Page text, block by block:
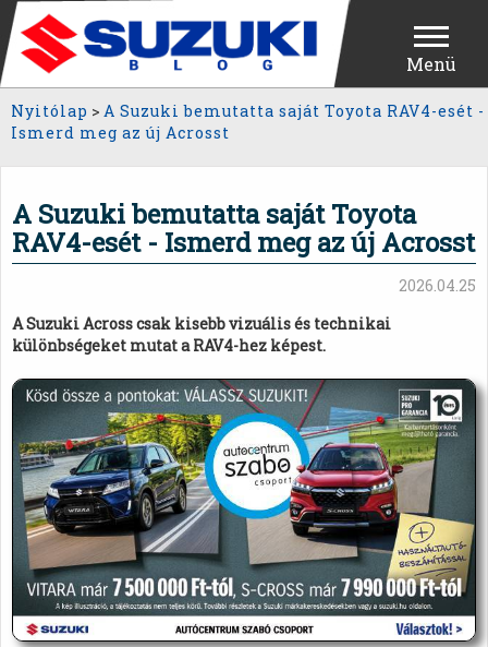
Menü
Nyitólap > A Suzuki bemutatta saját Toyota RAV4-esét -
Ismerd meg az új Acrosst
A Suzuki bemutatta saját Toyota
RAV4-esét - Ismerd meg az új Acrosst
2026.04.25
A Suzuki Across csak kisebb vizuális és technikai
különbségeket mutat a RAV4-hez képest.